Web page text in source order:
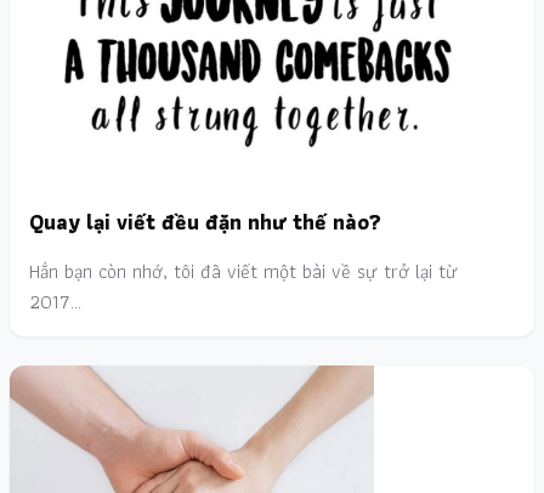
Quay lại viết đều đặn như thế nào?
Hẳn bạn còn nhớ, tôi đã viết một bài về sự trở lại từ
2017…